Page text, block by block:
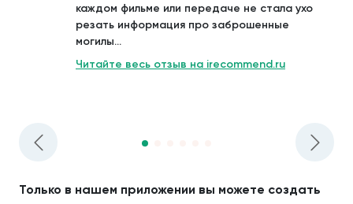
каждом фильме или передаче не стала ухо
резать информация про заброшенные
могилы...
Читайте весь отзыв на irecommend.ru
Только в нашем приложении вы можете создать